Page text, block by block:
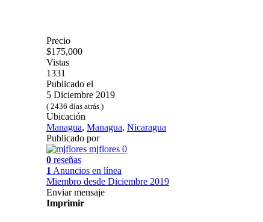
Precio
$175,000
Vistas
1331
Publicado el
5 Diciembre 2019
( 2436 días atrás )
Ubicación
Managua, Managua, Nicaragua
Publicado por
mjflores 0
0 reseñas
1 Anuncios en línea
Miembro desde Diciembre 2019
Enviar mensaje
Imprimir